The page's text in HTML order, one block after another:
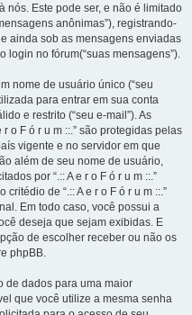
nós. Este pode ser, e não é limitado
anônimas”), registrando-
e ainda sob as mensagens enviadas
login no fórum(“suas mensagens”).
nome de usuário único (“seu
para entrar em sua conta
e restrito (“seu e-mail”). As
o F ó r u m ::.” são protegidas pelas
vigente e no servidor em que
além de seu nome de usuário,
por “.:: A e r o F ó r u m ::.”
de “.:: A e r o F ó r u m ::.”
Em todo caso, você possui a
deseja que sejam exibidas. E
de escolher receber ou não os
phpBB.
de dados para uma maior
que você utilize a mesma senha